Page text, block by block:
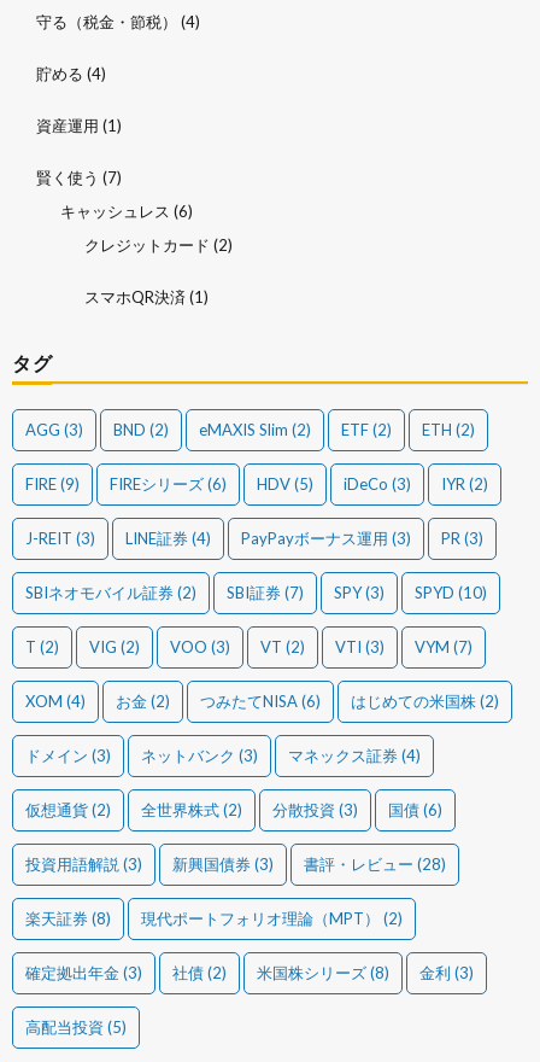
守る（税金・節税） (4)
貯める (4)
資産運用 (1)
賢く使う (7)
キャッシュレス (6)
クレジットカード (2)
スマホQR決済 (1)
タグ
AGG (3) BND (2) eMAXIS Slim (2) ETF(2) ETH (2)
FIRE(9) FIREシリーズ(6) HDV(5) iDeCo (3) IYR (2)
J-REIT (3) LINE証券(4) PayPayボーナス運用 (3) PR (3)
SBIネオモバイル証券(2) SBI証券(7) SPY(3) SPYD (10)
T (2) VIG (2) VOO (3) VT (2) VTI (3) VYM (7)
XOM (4) お金(2) つみたてNISA(6) はじめての米国株(2)
ドメイン (3) ネットバンク (3) マネックス証券(4)
仮想通貨(2) 全世界株式(2) 分散投資 (3) 国債(6)
投資用語解説 (3) 新興国債券(3) 書評・レビュー (28)
楽天証券(8) 現代ポートフォリオ理論（MPT） (2)
確定拠出年金(3) 社債(2) 米国株シリーズ(8) 金利 (3)
高配当投資 (5)